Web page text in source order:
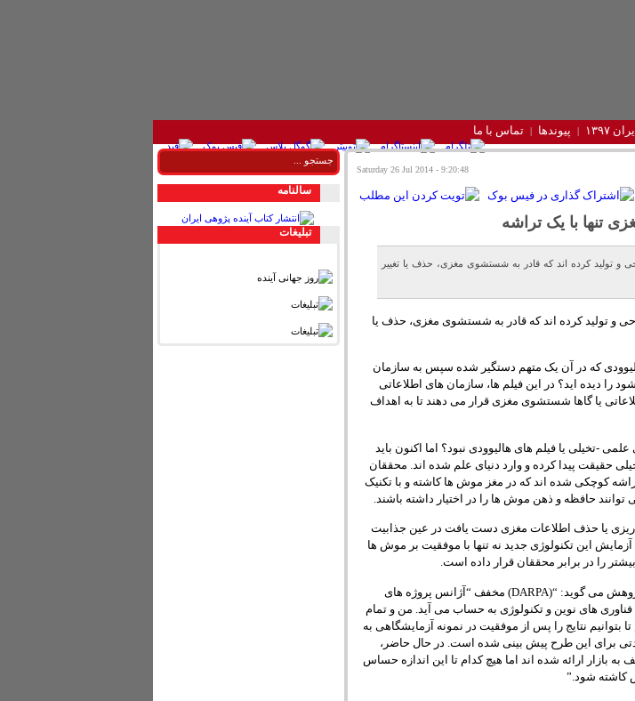
۱۳۹۷ پیوندها تماس با ما
9:20:48 - Saturday 26 Jul 2014
تنها با یک تراشه
و تولید کرده اند که قادر به شستشوی مغزی، حذف یا تغییر
و تولید کرده اند که قادر به شستشوی مغزی، حذف یا
که در آن یک متهم دستگیر شده سپس به سازمان
را دیده اید؟ در این فیلم ها، سازمان های اطلاعاتی
یا گاها شستشوی مغزی قرار می دهند تا به اهداف
-تخیلی یا فیلم های هالیوودی نبود؟ اما اکنون باید
حقیقت پیدا کرده و وارد دنیای علم شده اند. محققان
کوچکی شده اند که در مغز موش ها کاشته و با تکنیک
حافظه و ذهن موش ها را در اختیار داشته باشند.
ریزی یا حذف اطلاعات مغزی دست یافت در عین جذابیت
این تکنولوژی جدید نه تنها با موفقیت بر موش ها
را در برابر محققان قرار داده است.
جوزف لدوکس – یکی از نورولوژیست های این پژوهش می گوید: “(DARPA) مخفف “آژانس پروژه های
های نوین و تکنولوژی به حساب می آید. من و تمام
بتوانیم نتایج را پس از موفقیت در نمونه آزمایشگاهی به
مدتی برای این طرح پیش بینی شده است. در حال حاضر،
بازار ارائه شده اند اما هیچ کدام تا این اندازه حساس
کاشته شود.”
سالنامه
تبليغات